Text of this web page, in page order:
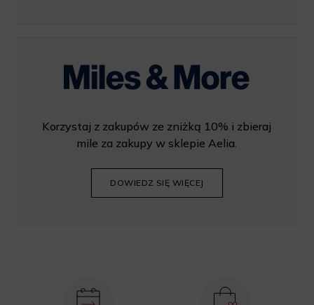
Korzystaj z zakupów ze zniżką 10% i zbieraj
mile za zakupy w sklepie Aelia.
DOWIEDZ SIĘ WIĘCEJ